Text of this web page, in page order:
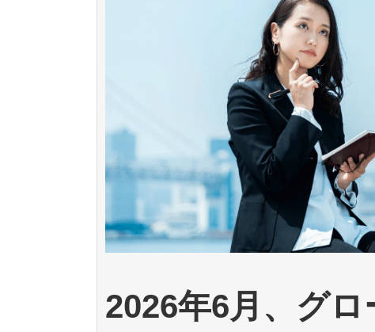
2026年6月、グ